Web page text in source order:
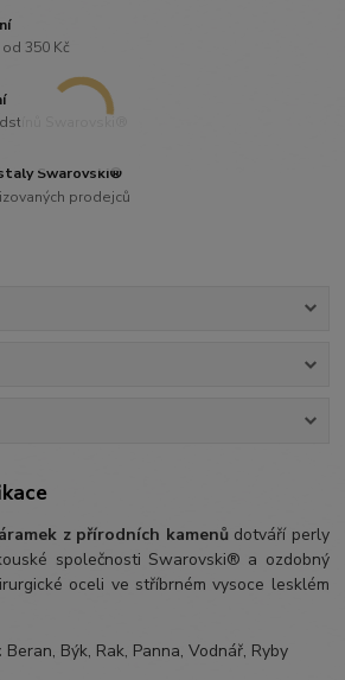
350 Kč
Swarovski®
Swarovski®
prodejců
z přírodních kamenů dotváří perly
společnosti Swarovski® a ozdobný
oceli ve stříbrném vysoce lesklém
Beran, Býk, Rak, Panna, Vodnář, Ryby